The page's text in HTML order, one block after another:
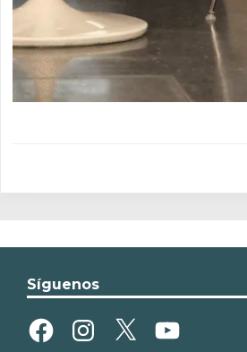
Síguenos
FacebookInstagram
X YouTube